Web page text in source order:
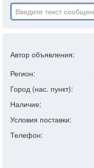
Автор объявления:
Регион:
Город (нас. пункт):
Наличие:
Условия поставки:
Телефон: